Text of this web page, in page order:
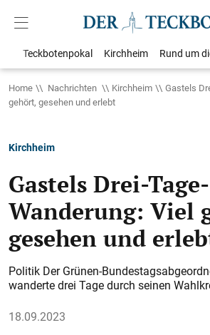
Teckbotenpokal Kirchheim Rund um
Home Nachrichten Kirchheim
Gastels
gehört, gesehen und erlebt
Kirchheim
Gastels Drei-Tage-
Wanderung: Viel
gesehen und
Politik Der Grünen-
wanderte drei Tage durch seinen
18.09.2023